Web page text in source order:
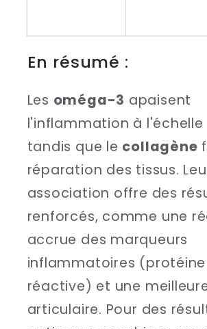
En résumé :
Les oméga-3 apaisent
l'inflammation à l'échelle
tandis que le collagène
réparation des tissus.
association offre des
renforcés, comme une
accrue des marqueurs
inflammatoires
réactive) et une
articulaire. Pour des